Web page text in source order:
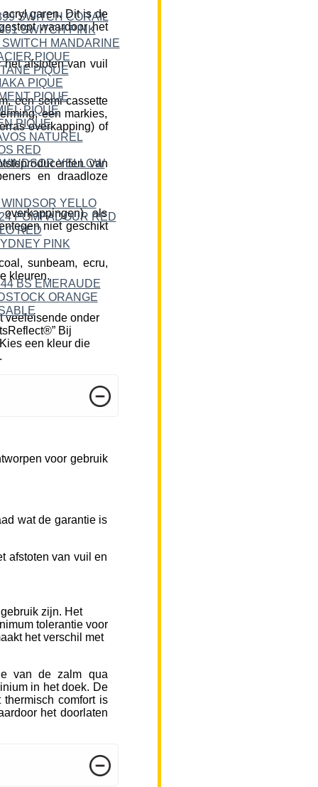
garen. Dit is de
waardoor het
afstoten van vuil
een semi-cassette
een markies,
overkapping) of
van
en draadloze
als
niet geschikt
sunbeam, ecru,
kleuren.
veeleisende onder
Bij
een kleur die
voor gebruik
wat de garantie is
afstoten van vuil en
zijn. Het
tolerantie voor
het verschil met
van de zalm qua
in het doek. De
thermisch comfort is
het doorlaten